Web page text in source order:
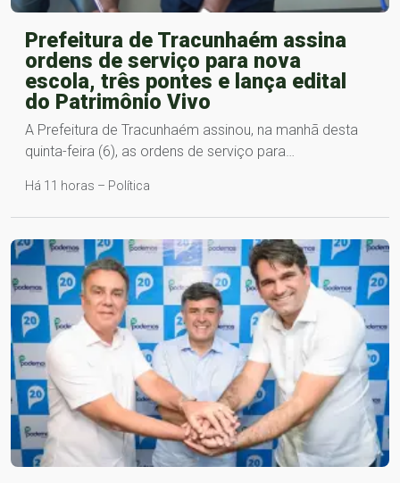
Prefeitura de Tracunhaém assina
ordens de serviço para nova
escola, três pontes e lança edital
do Patrimônio Vivo
A Prefeitura de Tracunhaém assinou, na manhã desta
quinta-feira (6), as ordens de serviço para…
Há 11 horas – Política